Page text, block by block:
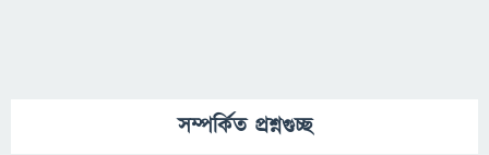
সম্পর্কিত প্রশ্নগুচ্ছ